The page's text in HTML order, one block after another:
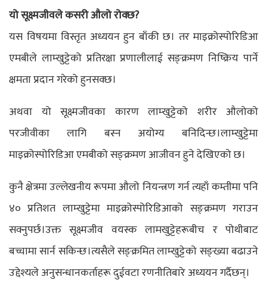
यो सूक्ष्मजीवले कसरी औलो रोक्छ?
यस विषयमा विस्तृत अध्ययन हुन बाँकी छ। तर माइक्रोस्पोरिडिआ
एमबीले लाम्खुट्टेको प्रतिरक्षा प्रणालीलाई सङ्क्रमण निष्क्रिय पार्ने
क्षमता प्रदान गरेको हुनसक्छ।
अथवा यो सूक्ष्मजीवका कारण लाम्खुट्टेको शरीर औलोको
परजीवीका लागि बस्न अयोग्य बनिदिन्छ।लाम्खुट्टेमा
माइक्रोस्पोरिडिआ एमबीको सङ्क्रमण आजीवन हुने देखिएको छ।
कुनै क्षेत्रमा उल्लेखनीय रूपमा औलो नियन्त्रण गर्न त्यहाँ कम्तीमा पनि
४० प्रतिशत लाम्खुट्टेमा माइक्रोस्पोरिडिआको सङ्क्रमण गराउन
सक्नुपर्छ।उक्त सूक्ष्मजीव वयस्क लामखुट्टेहरूबीच र पोथीबाट
बच्चामा सार्न सकिन्छ।त्यसैले सङ्क्रमित लाम्खुट्टेको सङ्ख्या बढाउने
उद्देश्यले अनुसन्धानकर्ताहरू दुईवटा रणनीतिबारे अध्ययन गर्दैछन्।